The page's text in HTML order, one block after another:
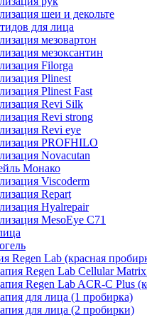
шеи и декольте
для лица
мезовартон
мезоксантин
Filorga
Plinest
Plinest Fast
Revi Silk
Revi strong
Revi eye
PROFHILO
Novacutan
Монако
Viscoderm
Repart
Hyalrepair
MesoEye C71
Regen Lab (красная
Regen Lab Cellular
Regen Lab ACR-C Plus
для лица (1 пробирка)
для лица (2 пробирки)